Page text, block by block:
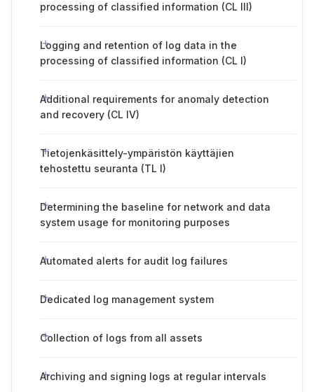
processing of classified information (CL III)
Logging and retention of log data in the
processing of classified information (CL I)
Additional requirements for anomaly detection
and recovery (CL IV)
Tietojenkäsittely-ympäristön käyttäjien
tehostettu seuranta (TL I)
Determining the baseline for network and data
system usage for monitoring purposes
Automated alerts for audit log failures
Dedicated log management system
Collection of logs from all assets
Archiving and signing logs at regular intervals